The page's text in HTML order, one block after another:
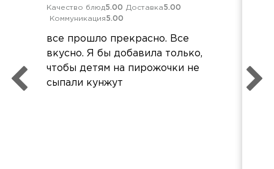
Качество блюд5.00 Доставка5.00
Коммуникация5.00
все прошло прекрасно. Все
вкусно. Я бы добавила только,
чтобы детям на пирожочки не
сыпали кунжут